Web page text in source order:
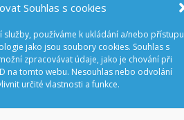
Souhlas s cookies
používáme k ukládání a/nebo
jako jsou soubory cookies. Souhlas s
zpracovávat údaje, jako je chování při
na tomto webu. Nesouhlas nebo odvolání
určité vlastnosti a funkce.